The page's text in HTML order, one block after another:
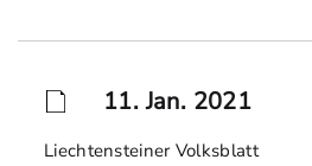
Liechtensteiner Volksblatt
11. Jan. 2021